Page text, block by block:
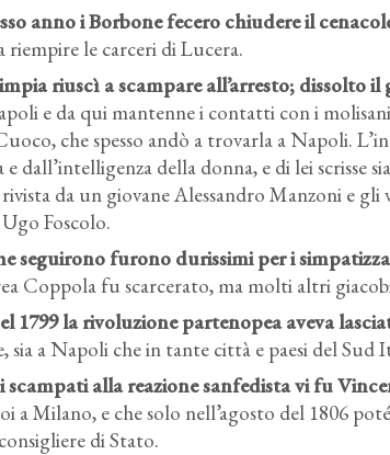
anno i Borbone fecero chiudere il
riempire le carceri di Lucera.
riuscì a scampare all’arresto; dissolto
e da qui mantenne i contatti con i
che spesso andò a trovarla a Napoli.
e dall’intelligenza della donna, e di lei scrisse
da un giovane Alessandro Manzoni e gli
Foscolo.
seguirono furono durissimi per i
Coppola fu scarcerato, ma molti altri
1799 la rivoluzione partenopea aveva
sia a Napoli che in tante città e paesi del Sud
scampati alla reazione sanfedista vi fu
a Milano, e che solo nell’agosto del 1806
di Stato.